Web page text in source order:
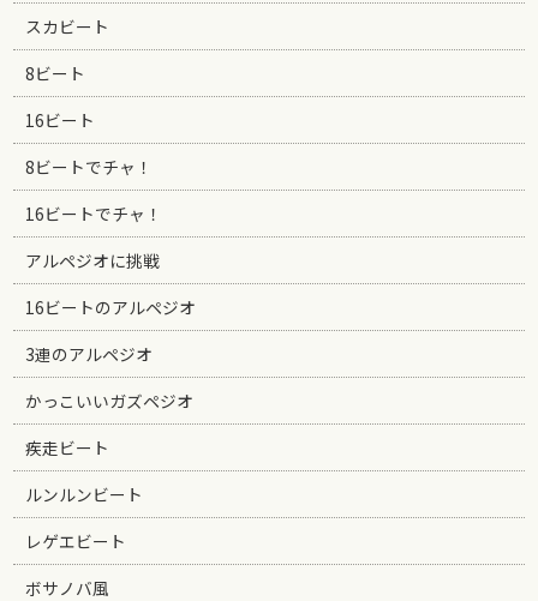
スカビート
8ビート
16ビート
8ビートでチャ！
16ビートでチャ！
アルペジオに挑戦
16ビートのアルペジオ
3連のアルペジオ
かっこいいガズペジオ
疾走ビート
ルンルンビート
レゲエビート
ボサノバ風